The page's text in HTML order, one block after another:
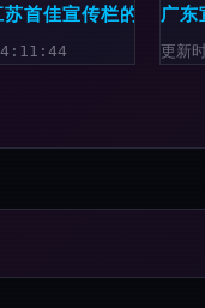
首佳宣传栏的优势与
广东
更新